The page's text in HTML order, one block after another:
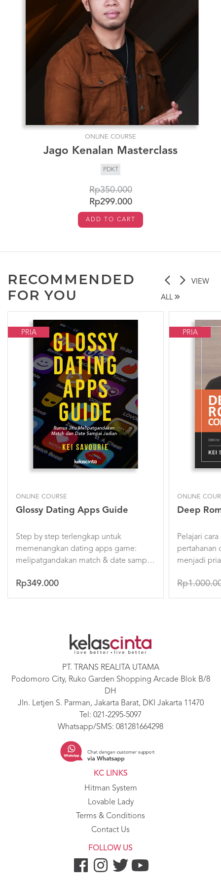
ONLINE COURSE
Jago Kenalan Masterclass
PDKT
Rp350.000
Rp299.000
ADD TO CART
RECOMMENDED
FOR YOU
VIEW
ALL
PRIA
ONLINE COURSE
Glossy Dating Apps Guide
Step by step terlengkap untuk
memenangkan dating apps game:
melipatgandakan match & date sampai
Rp349.000
PRIA
ONLINE
Deep
Pelajari
pertahanan
menjadi
PT. TRANS REALITA UTAMA
Podomoro City, Ruko Garden Shopping Arcade Blok B/8
DH
Jln. Letjen S. Parman, Jakarta Barat, DKI Jakarta 11470
Tel: 021-2295-5097
Whatsapp/SMS: 081281664298
KC LINKS
Hitman System
Lovable Lady
Terms & Conditions
Contact Us
FOLLOW US